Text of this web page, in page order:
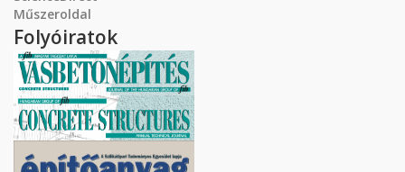
Műszeroldal
Folyóiratok